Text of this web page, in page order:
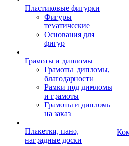
Пластиковые фигурки
Фигуры
тематические
Основания для
фигур
Грамоты и дипломы
Грамоты, дипломы,
благодарности
Рамки под димломы
и грамоты
Грамоты и дипломы
на заказ
Плакетки, пано,
наградные доски